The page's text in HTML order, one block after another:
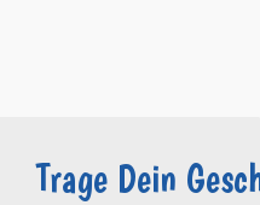
Trage Dein